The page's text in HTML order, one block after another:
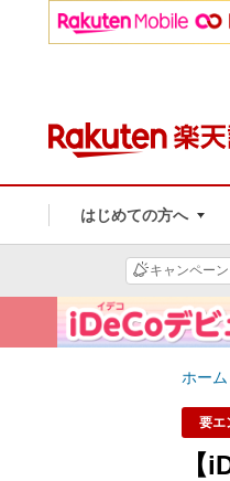
はじめての方へ
キャンペーン
ホーム
要エ
【